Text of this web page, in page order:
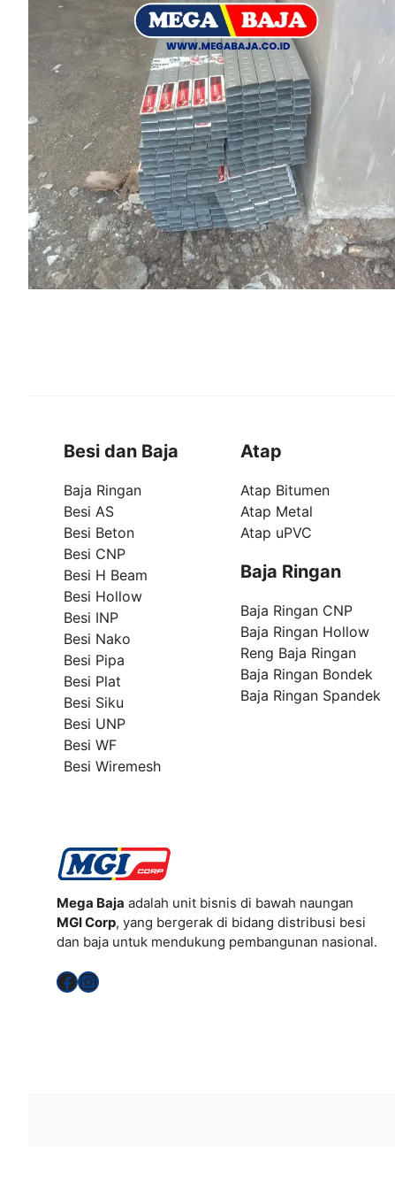
Besi dan Baja
Baja Ringan
Besi AS
Besi Beton
Besi CNP
Besi H Beam
Besi Hollow
Besi INP
Besi Nako
Besi Pipa
Besi Plat
Besi Siku
Besi UNP
Besi WF
Besi Wiremesh
Atap
Atap Bitumen
Atap Metal
Atap uPVC
Baja Ringan
Baja Ringan CNP
Baja Ringan Hollow
Reng Baja Ringan
Baja Ringan Bondek
Baja Ringan Spandek
Mega Baja adalah unit bisnis di bawah naungan
MGI Corp, yang bergerak di bidang distribusi besi
dan baja untuk mendukung pembangunan nasional.
Facebook
Instagram